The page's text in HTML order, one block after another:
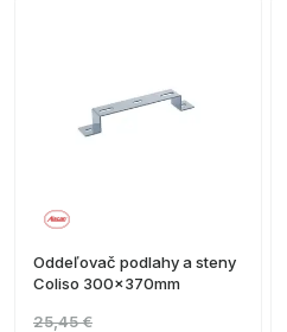
Oddeľovač podlahy a steny
Coliso 300x370mm
25,45 €